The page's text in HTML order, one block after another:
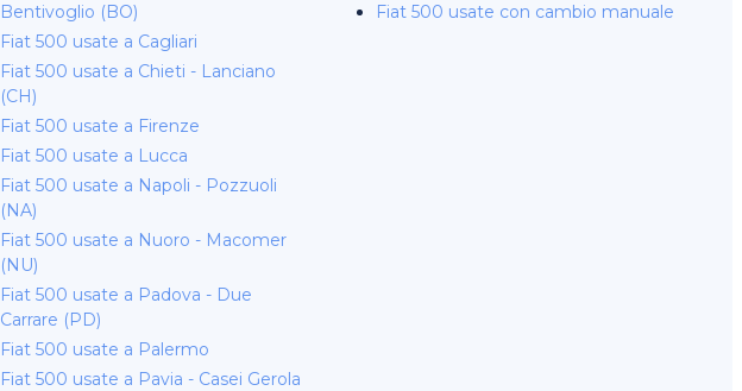
Bentivoglio (BO)
Fiat 500 usate a Cagliari
Fiat 500 usate a Chieti - Lanciano
(CH)
Fiat 500 usate a Firenze
Fiat 500 usate a Lucca
Fiat 500 usate a Napoli - Pozzuoli
(NA)
Fiat 500 usate a Nuoro - Macomer
(NU)
Fiat 500 usate a Padova - Due
Carrare (PD)
Fiat 500 usate a Palermo
Fiat 500 usate a Pavia - Casei Gerola
Fiat 500 usate con cambio manuale